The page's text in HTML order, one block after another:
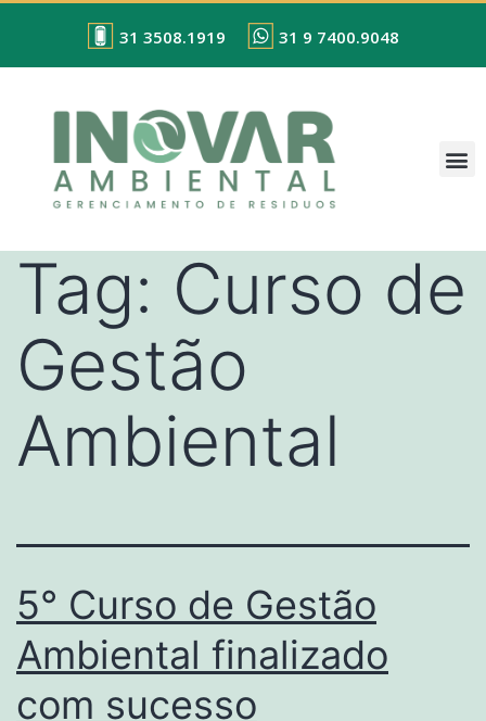
31 3508.1919 31 9 7400.9048
Tag: Curso de
Gestão
Ambiental
5° Curso de Gestão
Ambiental finalizado
com sucesso